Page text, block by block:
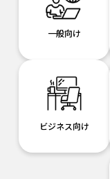
一般向け
ビジネス向け